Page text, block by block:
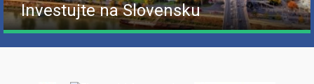
Investujte na Slovensku